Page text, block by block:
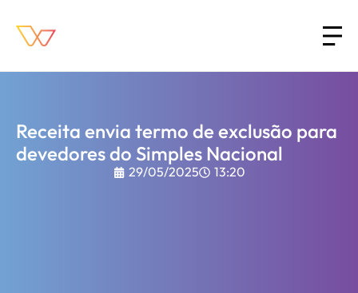
Receita envia termo de exclusão para
devedores do Simples Nacional
29/05/2025 13:20